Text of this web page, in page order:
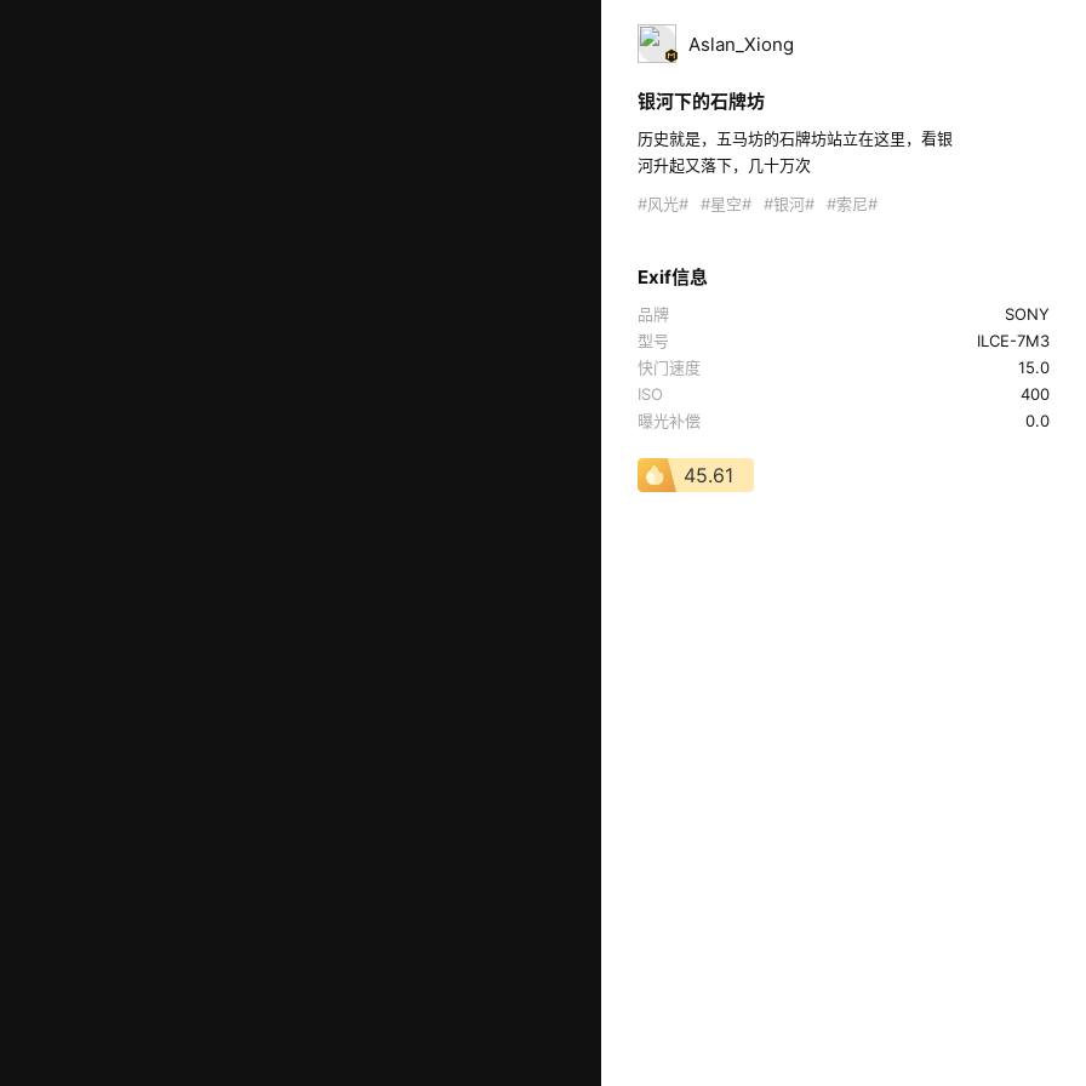
Aslan_Xiong
银河下的石牌坊
历史就是，五马坊的石牌坊站立在这里，看银
河升起又落下，几十万次
#风光#
#星空# #银河# #索尼#
Exif信息
品牌
SONY
型号
ILCE-7M3
快门速度
15.0
ISO
400
曝光补偿
0.0
45.61